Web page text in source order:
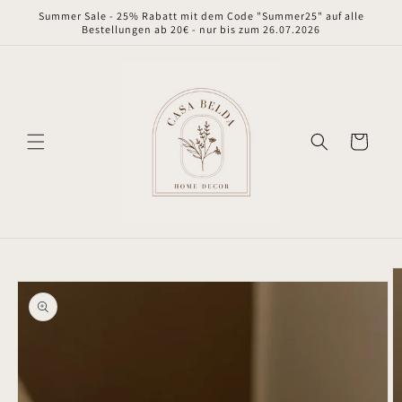
zum
Summer Sale - 25% Rabatt mit dem Code "Summer25" auf alle
Bestellungen ab 20€ - nur bis zum 26.07.2026
Warenkorb